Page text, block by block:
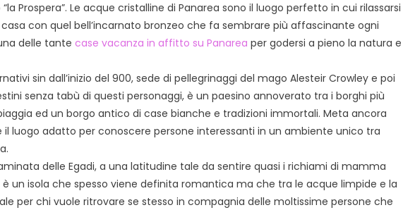
Prospera”. Le acque cristalline di Panarea sono il luogo perfetto in cui rilassarsi
con quel bell’incarnato bronzeo che fa sembrare più affascinante ogni
delle tante case vacanza in affitto su Panarea per godersi a pieno la natura e
sin dall’inizio del 900, sede di pellegrinaggi del mago Alesteir Crowley e poi
senza tabù di questi personaggi, è un paesino annoverato tra i borghi più
ed un borgo antico di case bianche e tradizioni immortali. Meta ancora
luogo adatto per conoscere persone interessanti in un ambiente unico tra
delle Egadi, a una latitudine tale da sentire quasi i richiami di mamma
un isola che spesso viene definita romantica ma che tra le acque limpide e la
per chi vuole ritrovare se stesso in compagnia delle moltissime persone che